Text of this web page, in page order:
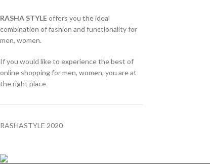
RASHA STYLEoffers you the ideal
combination of fashion and functionality for
men, women.
If you would like to experience the best of
online shopping for men, women, you are at
the right place
RASHASTYLE 2020